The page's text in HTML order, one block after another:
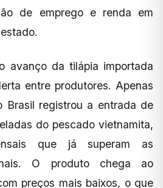
de emprego e renda em
avanço da tilápia importada
entre produtores. Apenas
Brasil registrou a entrada de
do pescado vietnamita,
que já superam as
O produto chega ao
preços mais baixos, o que